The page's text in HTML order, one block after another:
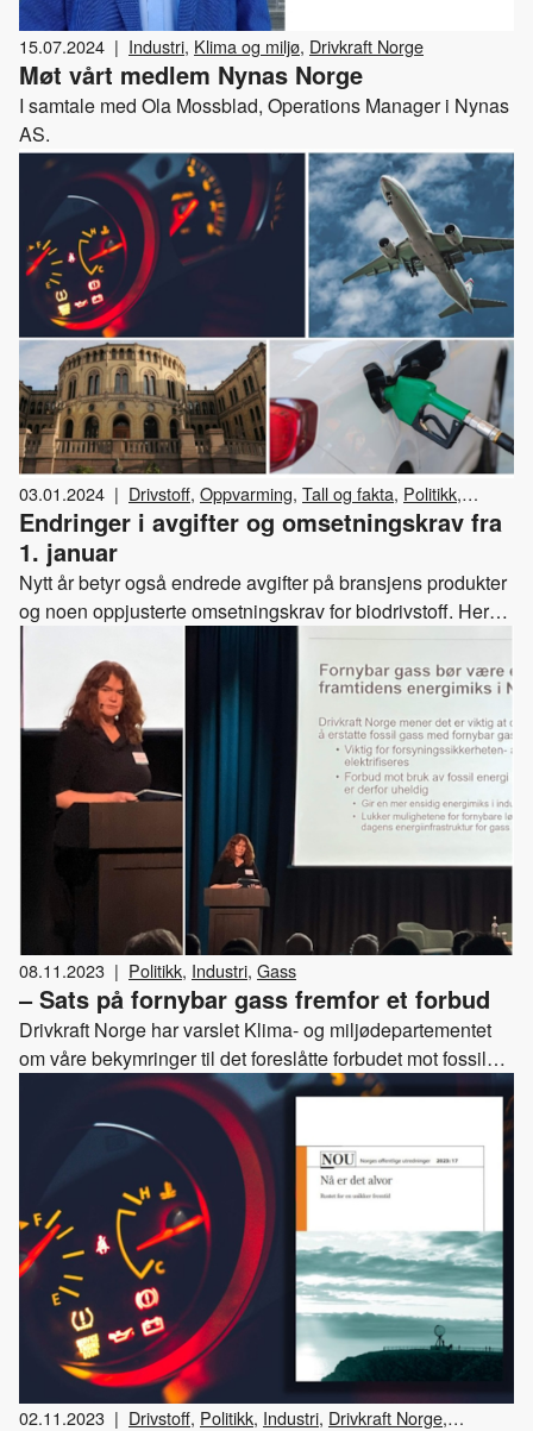
15.07.2024 | Industri, Klima og miljø, Drivkraft Norge
Møt vårt medlem Nynas Norge
I samtale med Ola Mossblad, Operations Manager i Nynas
AS.
03.01.2024 | Drivstoff, Oppvarming, Tall og fakta, Politikk,
Energistasjoner,Industri,Biodrivstoff,Diesel,
Avgifter, Bensin
Endringer i avgifter og omsetningskrav fra
1. januar
Nytt år betyr også endrede avgifter på bransjens produkter
og noen oppjusterte omsetningskrav for biodrivstoff. Her
08.11.2023 | Politikk, Industri, Gass
– Sats på fornybar gass fremfor et forbud
Drivkraft Norge har varslet Klima- og miljødepartementet
om våre bekymringer til det foreslåtte forbudet mot fossile
brensler i industrien. – Vi er enig i at klimagassutslippene
skal ned, men det handler om måten det skal oppnås på,
sier administrerende direktør Kristin Bremer Nebben, som
også hadde dette som sitt budskap på Gasskonferansen.
02.11.2023 | Drivstoff, Politikk, Industri, Drivkraft Norge,